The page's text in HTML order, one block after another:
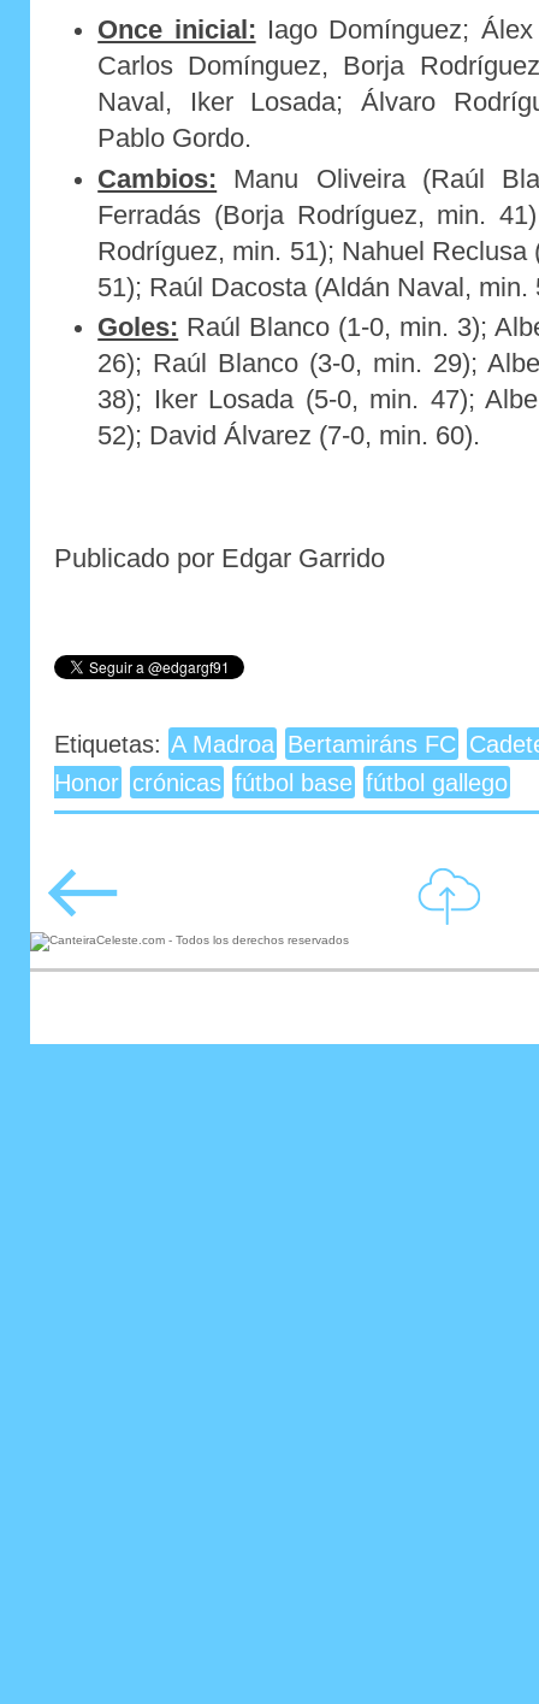
Once inicial: Iago Domínguez;
Carlos Domínguez, Borja
Naval, Iker Losada; Álvaro
Pablo Gordo.
Cambios: Manu Oliveira (Raúl
Ferradás (Borja Rodríguez, min.
Rodríguez, min. 51); Nahuel Reclusa
51); Raúl Dacosta (Aldán Naval, min.
Goles: Raúl Blanco (1-0, min. 3);
26); Raúl Blanco (3-0, min. 29);
38); Iker Losada (5-0, min. 47);
52); David Álvarez (7-0, min. 60).
Publicado por Edgar Garrido
Etiquetas: A Madroa Bertamiráns FC
Honor crónicas fútbol base fútbol gallego